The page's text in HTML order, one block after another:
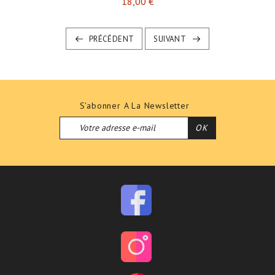
PRÉCÉDENT SUIVANT
S'abonner A La Newsletter